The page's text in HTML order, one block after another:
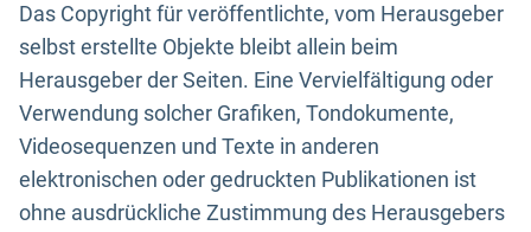
Das Copyright für veröffentlichte, vom Herausgeber
selbst erstellte Objekte bleibt allein beim
Herausgeber der Seiten. Eine Vervielfältigung oder
Verwendung solcher Grafiken, Tondokumente,
Videosequenzen und Texte in anderen
elektronischen oder gedruckten Publikationen ist
ohne ausdrückliche Zustimmung des Herausgebers